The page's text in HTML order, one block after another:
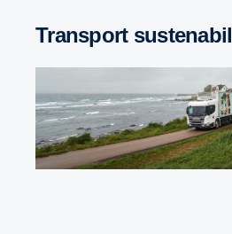
Transport sustenabil